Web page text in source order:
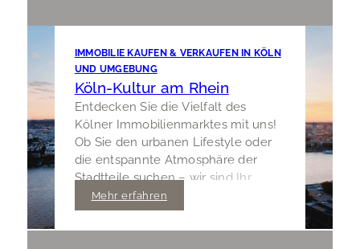
IMMOBILIE KAUFEN & VERKAUFEN IN KÖLN
UND UMGEBUNG
Köln-Kultur am Rhein
Entdecken Sie die Vielfalt des
Kölner Immobilienmarktes mit uns!
Ob Sie den urbanen Lifestyle oder
die entspannte Atmosphäre der
Stadtteile suchen – wir sind Ihr
lokaler Partner für Kauf und Verkauf.
Mehr erfahren